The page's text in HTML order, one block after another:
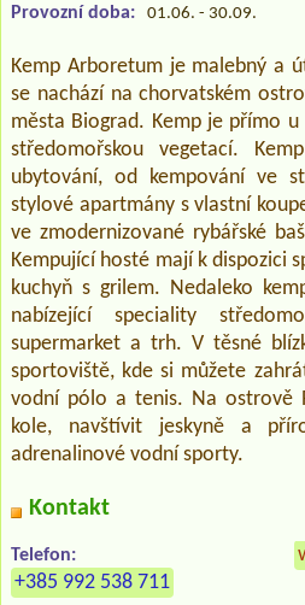
Provozní doba: 01.06. - 30.09.
Kemp Arboretum je malebný a
se nachází na chorvatském
města Biograd. Kemp je přímo
středomořskou vegetací.
ubytování, od kempování ve
stylové apartmány s vlastní
ve zmodernizované rybářské
Kempující hosté mají k dispozici
kuchyň s grilem. Nedaleko
nabízející speciality
supermarket a trh. V těsné
sportoviště, kde si můžete
vodní pólo a tenis. Na ostrově
kole, navštívit jeskyně a
adrenalinové vodní sporty.
Kontakt
Telefon:
+385 992 538 711